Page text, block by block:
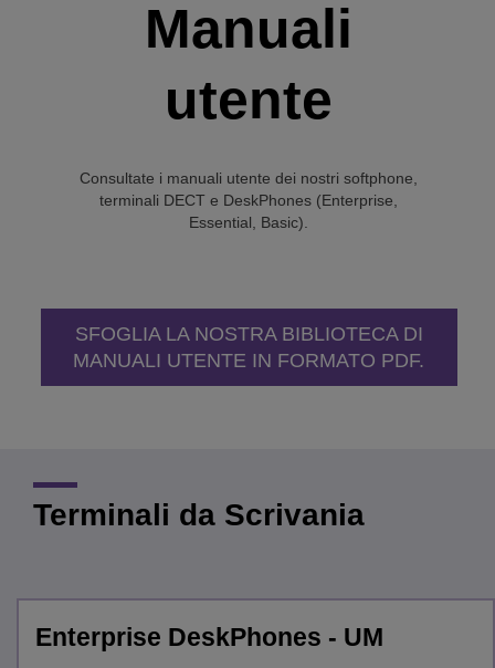
Manuali
utente
Consultate i manuali utente dei nostri softphone,
terminali DECT e DeskPhones (Enterprise,
Essential, Basic).
SFOGLIA LA NOSTRA BIBLIOTECA DI
MANUALI UTENTE IN FORMATO PDF.
Terminali da Scrivania
Enterprise DeskPhones - UM